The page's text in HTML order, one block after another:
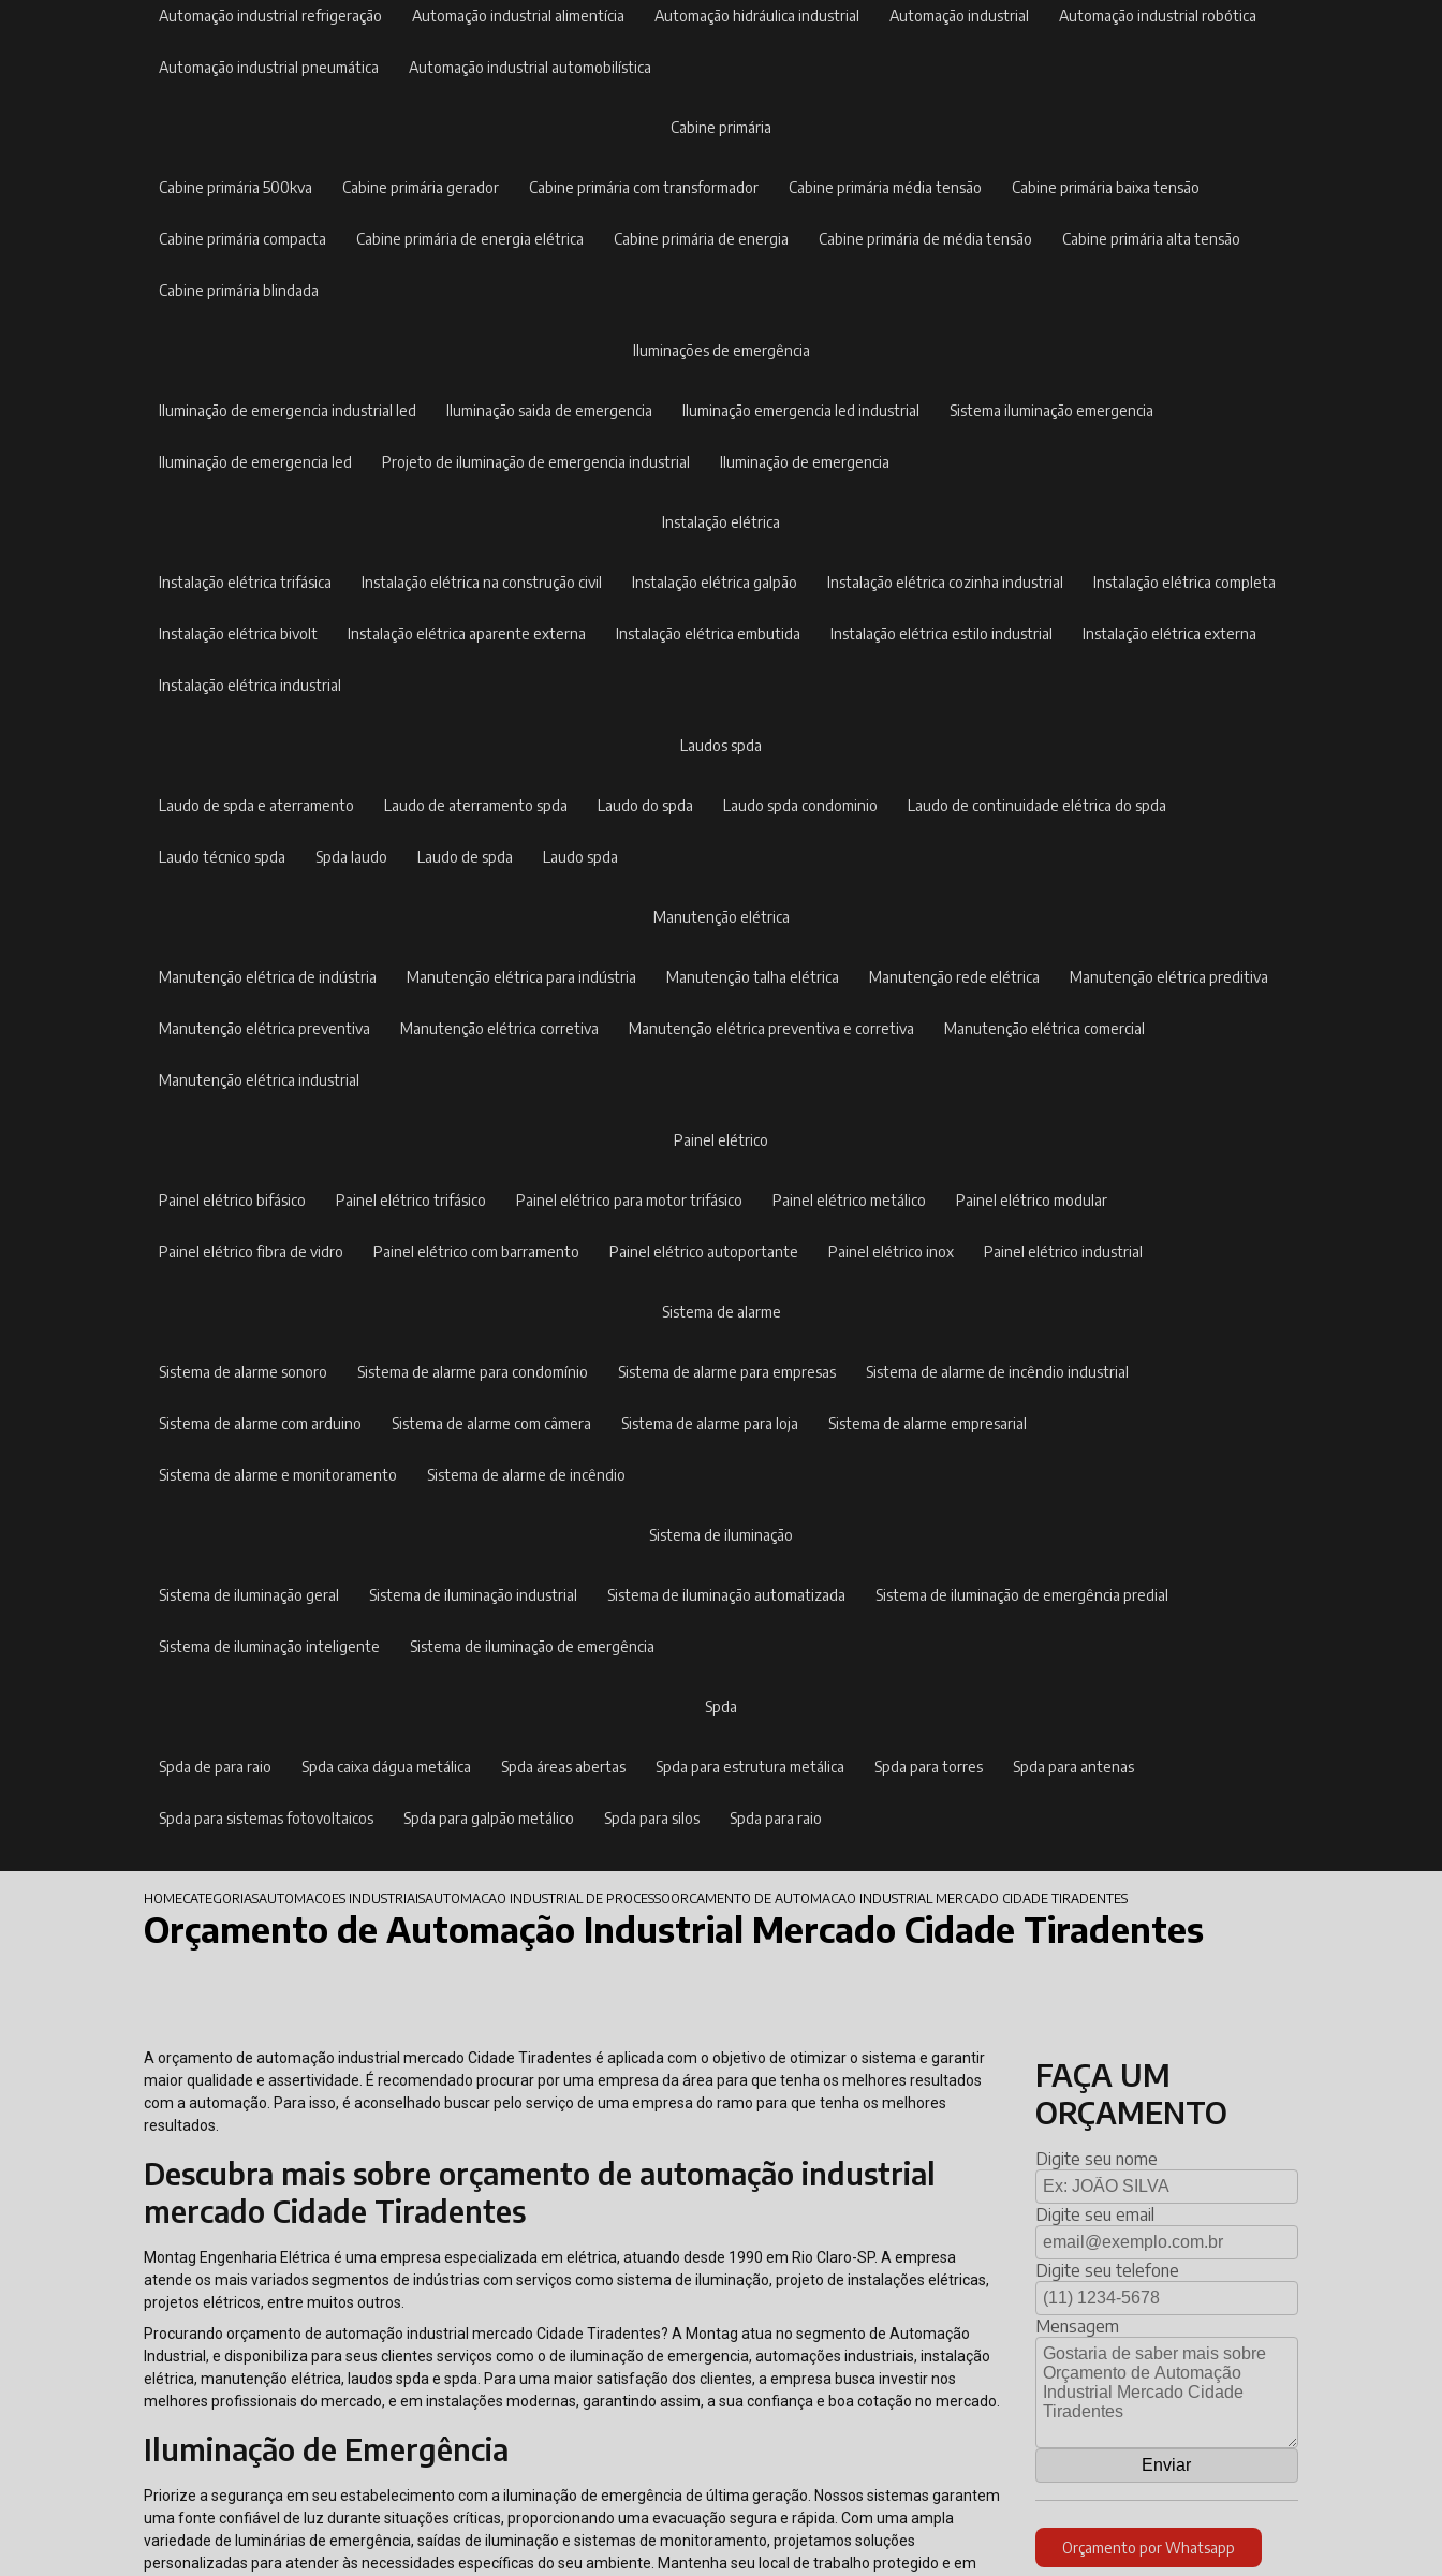
automação industrial refrigeração automação industrial alimentícia automação hidráulica industrial automação industrial automação industrial robótica
automação industrial pneumática automação industrial automobilística
cabine primária
cabine primária 500kva cabine primária gerador cabine primária com transformador cabine primária média tensão cabine primária baixa tensão
cabine primária compacta cabine primária de energia elétrica cabine primária de energia cabine primária de média tensão cabine primária alta tensão
cabine primária blindada
iluminações de emergência
iluminação de emergencia industrial led iluminação saida de emergencia iluminação emergencia led industrial sistema iluminação emergencia
iluminação de emergencia led projeto de iluminação de emergencia industrial iluminação de emergencia
instalação elétrica
instalação elétrica trifásica instalação elétrica na construção civil instalação elétrica galpão instalação elétrica cozinha industrial instalação elétrica completa
instalação elétrica bivolt instalação elétrica aparente externa instalação elétrica embutida instalação elétrica estilo industrial instalação elétrica externa
instalação elétrica industrial
laudos spda
laudo de spda e aterramento laudo de aterramento spda laudo do spda laudo spda condominio laudo de continuidade elétrica do spda
laudo técnico spda spda laudo laudo de spda laudo spda
manutenção elétrica
manutenção elétrica de indústria manutenção elétrica para indústria manutenção talha elétrica manutenção rede elétrica manutenção elétrica preditiva
manutenção elétrica preventiva manutenção elétrica corretiva manutenção elétrica preventiva e corretiva manutenção elétrica comercial
manutenção elétrica industrial
painel elétrico
painel elétrico bifásico painel elétrico trifásico painel elétrico para motor trifásico painel elétrico metálico painel elétrico modular
painel elétrico fibra de vidro painel elétrico com barramento painel elétrico autoportante painel elétrico inox painel elétrico industrial
sistema de alarme
sistema de alarme sonoro sistema de alarme para condomínio sistema de alarme para empresas sistema de alarme de incêndio industrial
sistema de alarme com arduino sistema de alarme com câmera sistema de alarme para loja sistema de alarme empresarial
sistema de alarme e monitoramento sistema de alarme de incêndio
sistema de iluminação
sistema de iluminação geral sistema de iluminação industrial sistema de iluminação automatizada sistema de iluminação de emergência predial
sistema de iluminação inteligente sistema de iluminação de emergência
spda
spda de para raio spda caixa dágua metálica spda áreas abertas spda para estrutura metálica spda para torres spda para antenas
spda para sistemas fotovoltaicos spda para galpão metálico spda para silos spda para raio
HOMECATEGORIASAUTOMACOES INDUSTRIAISAUTOMACAO INDUSTRIAL DE PROCESSOORCAMENTO DE AUTOMACAO INDUSTRIAL MERCADO CIDADE TIRADENTES
Orçamento de Automação Industrial Mercado Cidade Tiradentes
A orçamento de automação industrial mercado Cidade Tiradentes é aplicada com o objetivo de otimizar o sistema e garantir
maior qualidade e assertividade. É recomendado procurar por uma empresa da área para que tenha os melhores resultados
com a automação. Para isso, é aconselhado buscar pelo serviço de uma empresa do ramo para que tenha os melhores
resultados.
Descubra mais sobre orçamento de automação industrial
mercado Cidade Tiradentes
Montag Engenharia Elétrica é uma empresa especializada em elétrica, atuando desde 1990 em Rio Claro-SP. A empresa
atende os mais variados segmentos de indústrias com serviços como sistema de iluminação, projeto de instalações elétricas,
projetos elétricos, entre muitos outros.
Procurando orçamento de automação industrial mercado Cidade Tiradentes? A Montag atua no segmento de Automação
Industrial, e disponibiliza para seus clientes serviços como o de iluminação de emergencia, automações industriais, instalação
elétrica, manutenção elétrica, laudos spda e spda. Para uma maior satisfação dos clientes, a empresa busca investir nos
melhores profissionais do mercado, e em instalações modernas, garantindo assim, a sua confiança e boa cotação no mercado.
Iluminação de Emergência
Priorize a segurança em seu estabelecimento com a iluminação de emergência de última geração. Nossos sistemas garantem
uma fonte confiável de luz durante situações críticas, proporcionando uma evacuação segura e rápida. Com uma ampla
variedade de luminárias de emergência, saídas de iluminação e sistemas de monitoramento, projetamos soluções
personalizadas para atender às necessidades específicas do seu ambiente. Mantenha seu local de trabalho protegido e em
FAÇA UM
ORÇAMENTO
Digite seu nome
Digite seu email
Digite seu telefone
Mensagem
Orçamento por Whatsapp